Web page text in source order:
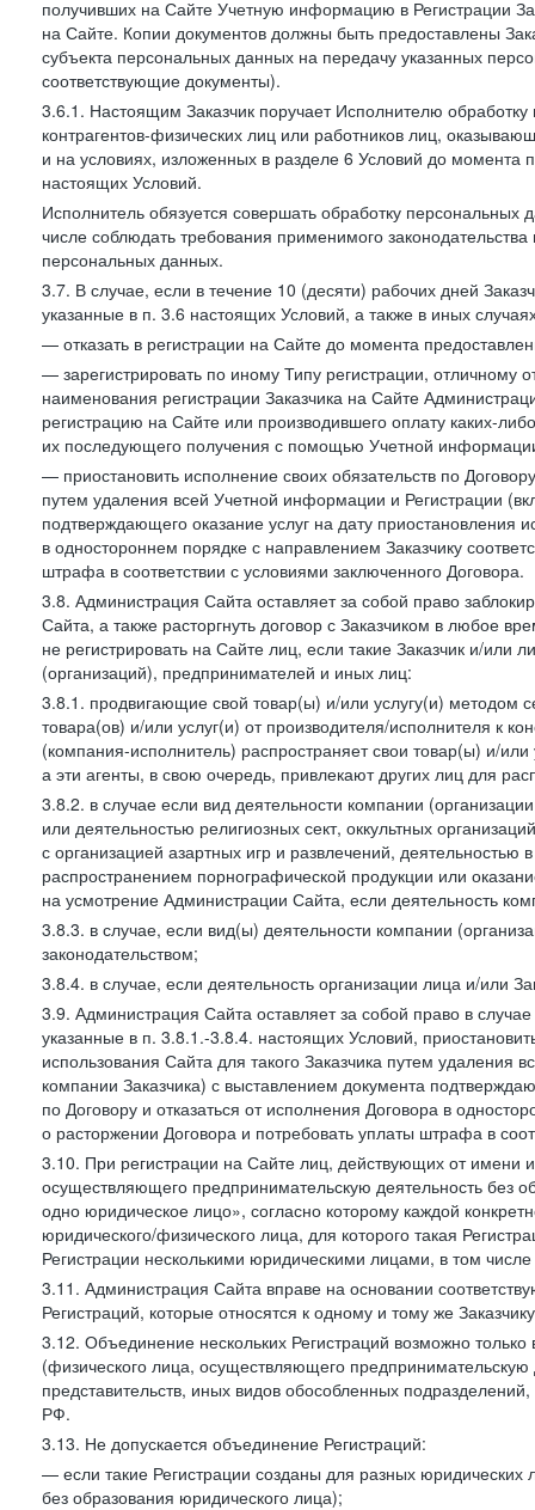
получивших на Сайте Учетную информацию в Регистрации
на Сайте. Копии документов должны быть предоставлены
субъекта персональных данных на передачу указанных
соответствующие документы).
3.6.1. Настоящим Заказчик поручает Исполнителю
контрагентов-физических лиц или работников лиц,
и на условиях, изложенных в разделе 6 Условий до момента
настоящих Условий.
Исполнитель обязуется совершать обработку
числе соблюдать требования применимого
персональных данных.
3.7. В случае, если в течение 10 (десяти) рабочих дней
указанные в п. 3.6 настоящих Условий, а также в иных
— отказать в регистрации на Сайте до момента
— зарегистрировать по иному Типу регистрации, отличному
наименования регистрации Заказчика на Сайте
регистрацию на Сайте или производившего оплату каких-
их последующего получения с помощью Учетной
— приостановить исполнение своих обязательств по
путем удаления всей Учетной информации и Регистрации
подтверждающего оказание услуг на дату приостановления
в одностороннем порядке с направлением Заказчику
штрафа в соответствии с условиями заключенного Договора.
3.8. Администрация Сайта оставляет за собой право
Сайта, а также расторгнуть договор с Заказчиком в любое
не регистрировать на Сайте лиц, если такие Заказчик и/
(организаций), предпринимателей и иных лиц:
3.8.1. продвигающие свой товар(ы) и/или услугу(и) методом
товара(ов) и/или услуг(и) от производителя/исполнителя к
(компания-исполнитель) распространяет свои товар(ы) и/
а эти агенты, в свою очередь, привлекают других лиц для
3.8.2. в случае если вид деятельности компании
или деятельностью религиозных сект, оккультных
с организацией азартных игр и развлечений,
распространением порнографической продукции или
на усмотрение Администрации Сайта, если деятельность
3.8.3. в случае, если вид(ы) деятельности компании
законодательством;
3.8.4. в случае, если деятельность организации лица и/или
3.9. Администрация Сайта оставляет за собой право в
указанные в п. 3.8.1.-3.8.4. настоящих Условий,
использования Сайта для такого Заказчика путем
компании Заказчика) с выставлением документа
по Договору и отказаться от исполнения Договора в
о расторжении Договора и потребовать уплаты штрафа в
3.10. При регистрации на Сайте лиц, действующих от имени
осуществляющего предпринимательскую деятельность без
одно юридическое лицо», согласно которому каждой
юридического/физического лица, для которого такая
Регистрации несколькими юридическими лицами, в том
3.11. Администрация Сайта вправе на основании
Регистраций, которые относятся к одному и тому же
3.12. Объединение нескольких Регистраций возможно
(физического лица, осуществляющего
представительств, иных видов обособленных
РФ.
3.13. Не допускается объединение Регистраций:
— если такие Регистрации созданы для разных
без образования юридического лица);